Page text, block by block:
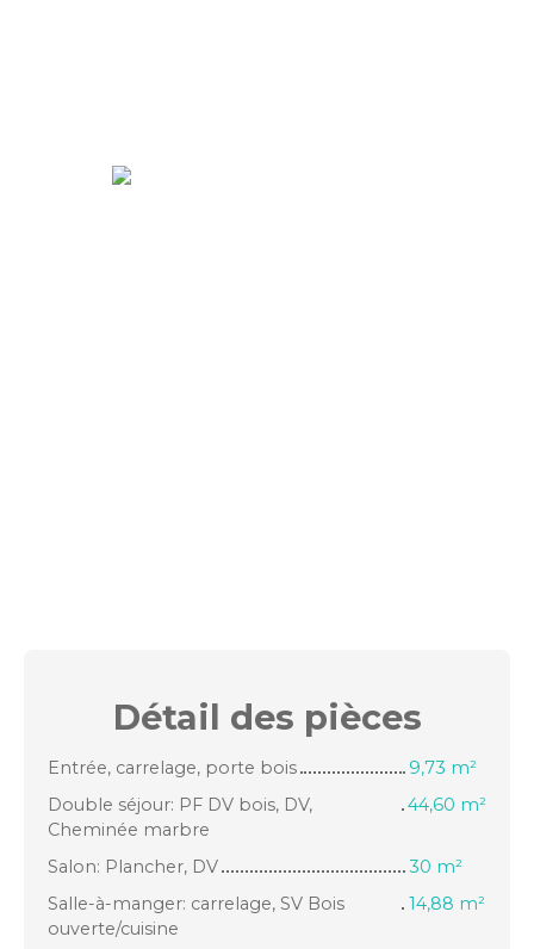
Détail des pièces
Entrée, carrelage, porte bois
9,73 m²
Double séjour: PF DV bois, DV,
Cheminée marbre
44,60 m²
Salon: Plancher, DV
30 m²
Salle-à-manger: carrelage, SV Bois
ouverte/cuisine
14,88 m²